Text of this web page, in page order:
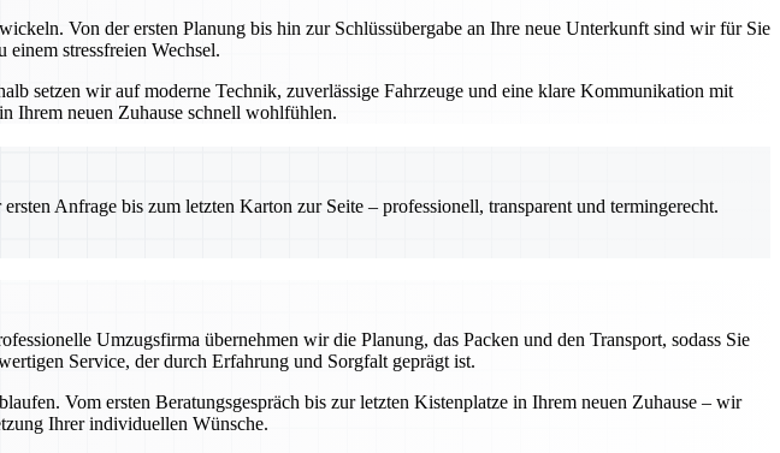
Von der ersten Planung bis hin zur Schlüssübergabe an Ihre neue Unterkunft sind wir für Sie
stressfreien Wechsel.
setzen wir auf moderne Technik, zuverlässige Fahrzeuge und eine klare Kommunikation mit
Ihrem neuen Zuhause schnell wohlfühlen.
Anfrage bis zum letzten Karton zur Seite – professionell, transparent und termingerecht.
Umzugsfirma übernehmen wir die Planung, das Packen und den Transport, sodass Sie
Service, der durch Erfahrung und Sorgfalt geprägt ist.
Vom ersten Beratungsgespräch bis zur letzten Kistenplatze in Ihrem neuen Zuhause – wir
Ihrer individuellen Wünsche.